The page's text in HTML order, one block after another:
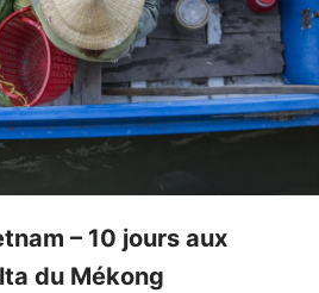
– 10 jours aux
du Mékong